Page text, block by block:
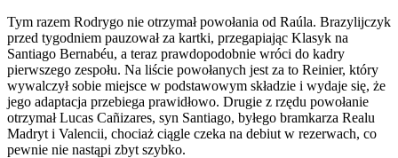
Tym razem Rodrygo nie otrzymał powołania od Raúla. Brazylijczyk
przed tygodniem pauzował za kartki, przegapiając Klasyk na
Santiago Bernabéu, a teraz prawdopodobnie wróci do kadry
pierwszego zespołu. Na liście powołanych jest za to Reinier, który
wywalczył sobie miejsce w podstawowym składzie i wydaje się, że
jego adaptacja przebiega prawidłowo. Drugie z rzędu powołanie
otrzymał Lucas Cañizares, syn Santiago, byłego bramkarza Realu
Madryt i Valencii, chociaż ciągle czeka na debiut w rezerwach, co
pewnie nie nastąpi zbyt szybko.